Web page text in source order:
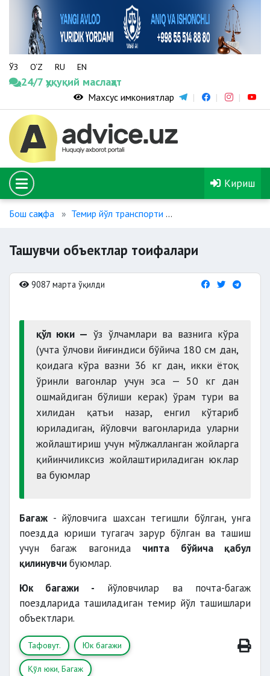
ЎЗ O‘Z RU EN
24/7 ҳуқуқий маслаҳат
Махсус имкониятлар
Кириш
Бош саҳифа Темир йўл транспорти
Ташувчи объектлар тоифалари
9087 марта ўқилди
қўл юки — ўз ўлчамлари ва вазнига кўра
(учта ўлчови йиғиндиси бўйича 180 см дан,
қоидага кўра вазни 36 кг дан, икки ётоқ
ўринли вагонлар учун эса — 50 кг дан
ошмайдиган бўлиши керак) ўрам тури ва
хилидан қатъи назар, енгил кўтариб
юриладиган, йўловчи вагонларида уларни
жойлаштириш учун мўлжалланган жойларга
қийинчиликсиз жойлаштириладиган юклар
ва буюмлар
Багаж - йўловчига шахсан тегишли бўлган, унга
поездда юриши тугагач зарур бўлган ва ташиш
учун багаж вагонида чипта бўйича қабул
қилинувчибуюмлар.
Юк багажи - йўловчилар ва почта-багаж
поездларида ташиладиган темир йўл ташишлари
объектлари.
Тафовут. Юк багажи
Қўл юки, Багаж